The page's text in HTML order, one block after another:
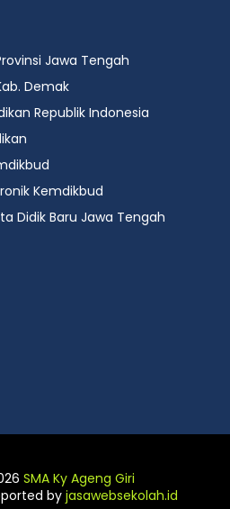
Jawa Tengah
Demak
Republik Indonesia
Kemdikbud
Didik Baru Jawa Tengah
SMA Ky Ageng Giri
byjasawebsekolah.id